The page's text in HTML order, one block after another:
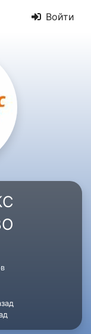
Войти